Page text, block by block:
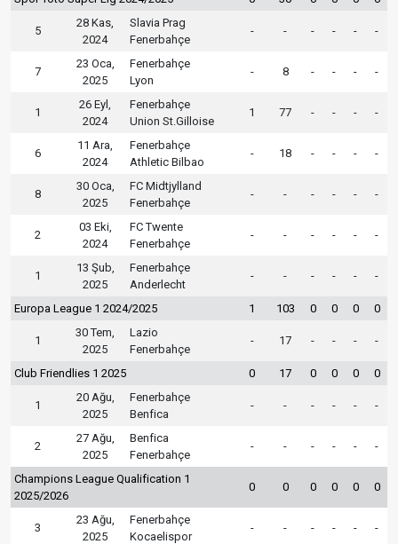
5
28 Kas,
2024
Slavia Prag
Fenerbahçe
- - - - - -
7
23 Oca,
2025
Fenerbahçe
Lyon
- 8 - - - -
1
26 Eyl,
2024
Fenerbahçe
Union St.Gilloise
1 77 - - - -
6
11 Ara,
2024
Fenerbahçe
Athletic Bilbao
- 18 - - - -
8
30 Oca,
2025
FC Midtjylland
Fenerbahçe
- - - - - -
2
03 Eki,
2024
FC Twente
Fenerbahçe
- - - - - -
1
13 Şub,
2025
Fenerbahçe
Anderlecht
- - - - - -
Europa League 1 2024/2025 1 103 0 0 0 0
1
30 Tem,
2025
Lazio
Fenerbahçe
- 17 - - - -
Club Friendlies 1 2025 0 17 0 0 0 0
1
20 Ağu,
2025
Fenerbahçe
Benfica
- - - - - -
2
27 Ağu,
2025
Benfica
Fenerbahçe
- - - - - -
Champions League Qualification 1
2025/2026
0 0 0 0 0 0
3
23 Ağu,
2025
Fenerbahçe
Kocaelispor
- - - - - -